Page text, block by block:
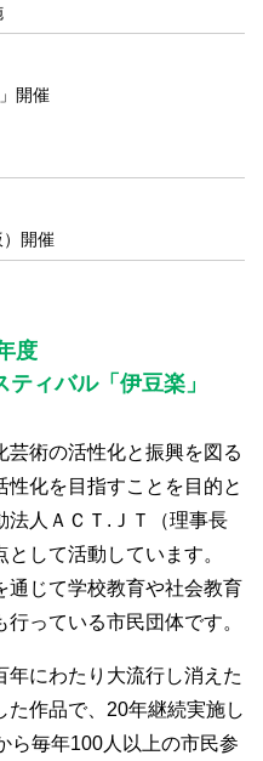
開催
開催
度
ィバル「伊豆楽」
術の活性化と振興を図る
化を目指すことを目的と
法人ＡＣＴ.ＪＴ（理事長
して活動しています。
通じて学校教育や社会教育
っている市民団体です。
にわたり大流行し消えた
作品で、20年継続実施し
ら毎年100人以上の市民参